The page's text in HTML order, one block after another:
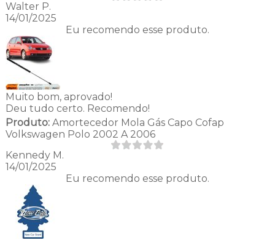
Walter P.
14/01/2025
Eu recomendo esse produto.
Muito bom, aprovado!
Deu tudo certo. Recomendo!
Produto:Amortecedor Mola Gás Capo Cofap
Volkswagen Polo 2002 A 2006
Kennedy M.
14/01/2025
Eu recomendo esse produto.